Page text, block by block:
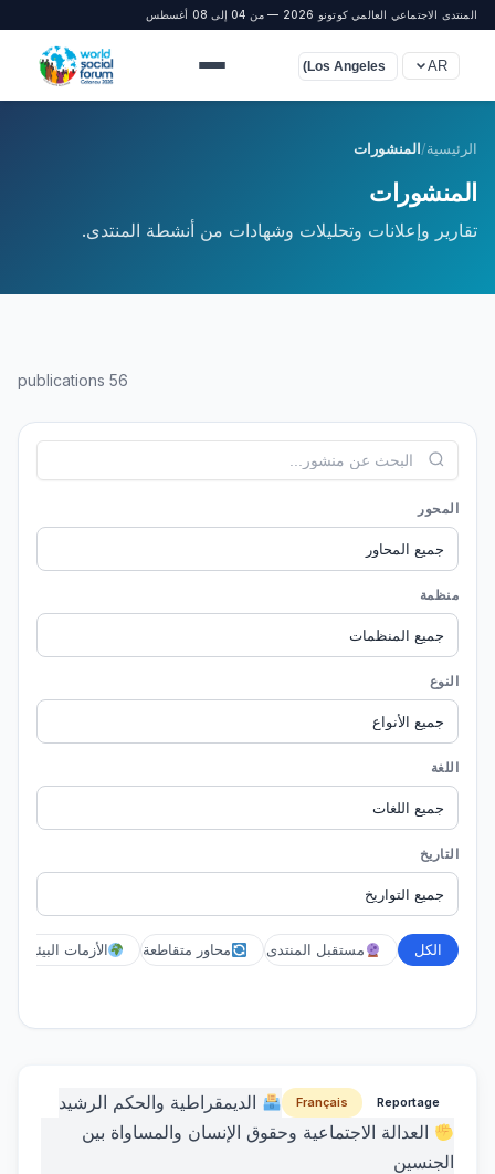
المنتدى الاجتماعي العالمي كوتونو 2026 — من 04 إلى 08 أغسطس
UTC-8 (Los Angeles) AR
الرئيسية/المنشورات
المنشورات
تقارير وإعلانات وتحليلات وشهادات من أنشطة المنتدى.
56 publications
المحور
منظمة
النوع
اللغة
التاريخ
الكل مستقبل المنتدى محاور متقاطعة الأزمات البيئية
Reportage
Français
الديمقراطية والحكم الرشيد
العدالة الاجتماعية وحقوق الإنسان والمساواة بين
الجنسين